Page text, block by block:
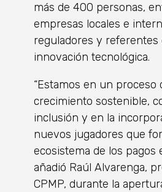
más de 400 personas,
empresas locales e
reguladores y referentes
innovación tecnológica.
“Estamos en un proceso
crecimiento sostenible,
inclusión y en la
nuevos jugadores que
ecosistema de los pagos
añadió Raúl Alvarenga,
CPMP, durante la